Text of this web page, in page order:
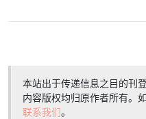
本站出于传递信息之目的刊
内容版权均归原作者所有。
联系我们。